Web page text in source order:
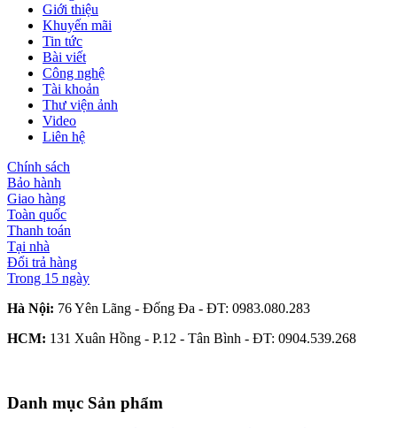
Giới thiệu
Khuyến mãi
Tin tức
Bài viết
Công nghệ
Tài khoản
Thư viện ảnh
Video
Liên hệ
Chính sách
Bảo hành
Giao hàng
Toàn quốc
Thanh toán
Tại nhà
Đổi trả hàng
Trong 15 ngày
Hà Nội: 76 Yên Lãng - Đống Đa - ĐT: 0983.080.283
HCM: 131 Xuân Hồng - P.12 - Tân Bình - ĐT: 0904.539.268
Danh mục Sản phẩm